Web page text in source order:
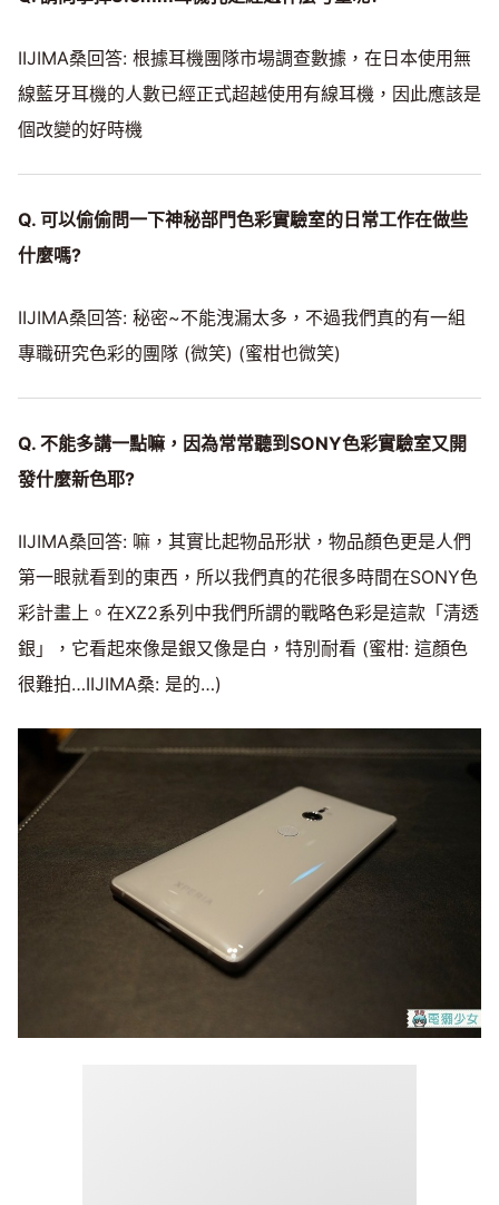
IIJIMA桑回答: 根據耳機團隊市場調查數據，在日本使用無
線藍牙耳機的人數已經正式超越使用有線耳機，因此應該是
個改變的好時機
Q. 可以偷偷問一下神秘部門色彩實驗室的日常工作在做些
什麼嗎?
IIJIMA桑回答: 秘密~不能洩漏太多，不過我們真的有一組
專職研究色彩的團隊 (微笑) (蜜柑也微笑)
Q. 不能多講一點嘛，因為常常聽到SONY色彩實驗室又開
發什麼新色耶?
IIJIMA桑回答: 嘛，其實比起物品形狀，物品顏色更是人們
第一眼就看到的東西，所以我們真的花很多時間在SONY色
彩計畫上。在XZ2系列中我們所謂的戰略色彩是這款「清透
銀」，它看起來像是銀又像是白，特別耐看 (蜜柑: 這顏色
很難拍…IIJIMA桑: 是的…)